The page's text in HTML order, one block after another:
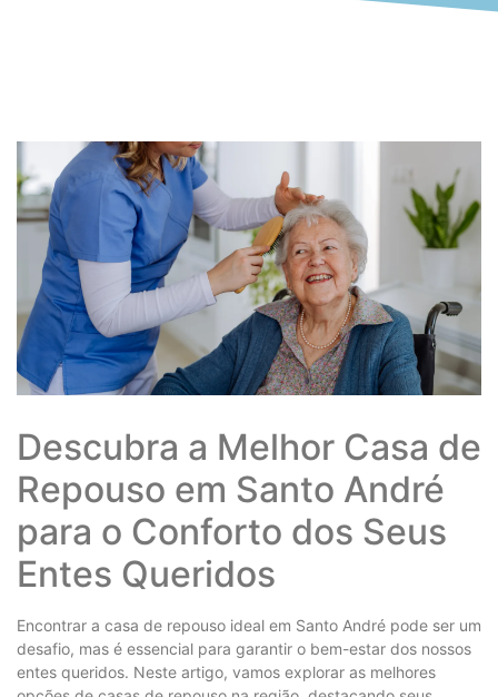
Descubra a Melhor Casa de
Repouso em Santo André
para o Conforto dos Seus
Entes Queridos
Encontrar a casa de repouso ideal em Santo André pode ser um
desafio, mas é essencial para garantir o bem-estar dos nossos
entes queridos. Neste artigo, vamos explorar as melhores